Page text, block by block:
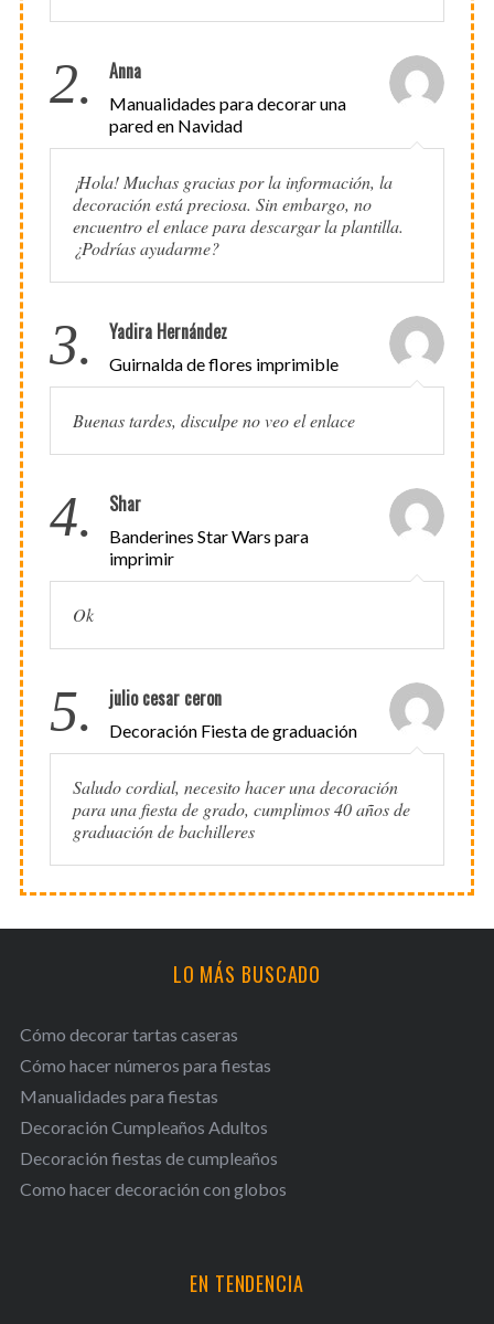
2. Anna
Manualidades para decorar una
pared en Navidad
¡Hola! Muchas gracias por la información, la
decoración está preciosa. Sin embargo, no
encuentro el enlace para descargar la plantilla.
¿Podrías ayudarme?
3. Yadira Hernández
Guirnalda de flores imprimible
Buenas tardes, disculpe no veo el enlace
4. Shar
Banderines Star Wars para
imprimir
Ok
5. julio cesar ceron
Decoración Fiesta de graduación
Saludo cordial, necesito hacer una decoración
para una fiesta de grado, cumplimos 40 años de
graduación de bachilleres
LO MÁS BUSCADO
Cómo decorar tartas caseras
Cómo hacer números para fiestas
Manualidades para fiestas
Decoración Cumpleaños Adultos
Decoración fiestas de cumpleaños
Como hacer decoración con globos
EN TENDENCIA